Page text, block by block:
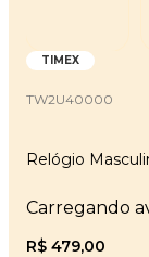
TIMEX
TW2U40000
Relógio
Carregando
R$ 479,00